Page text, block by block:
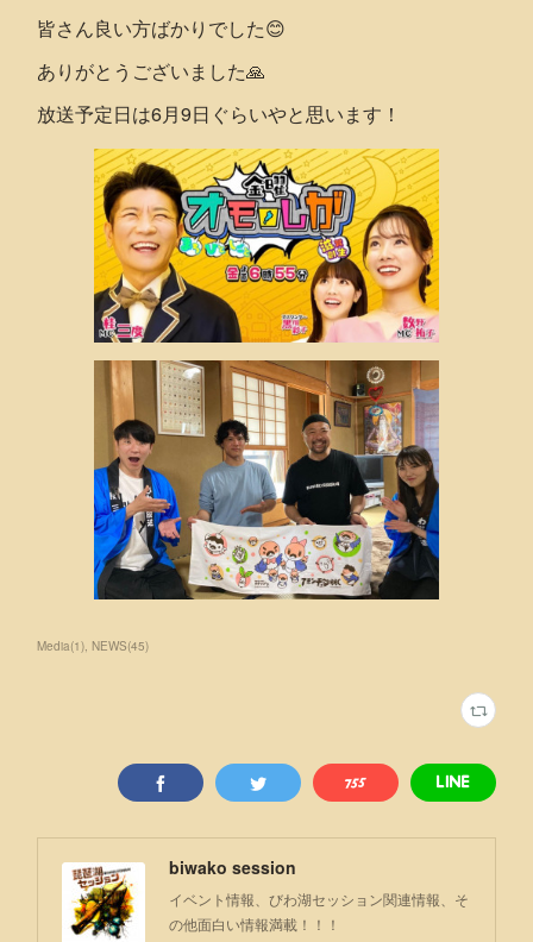
皆さん良い方ばかりでした😊
ありがとうございました🙏
放送予定日は6月9日ぐらいやと思います！
Media(1) NEWS(45)
biwako session
イベント情報、びわ湖セッション関連情報、そ
の他面白い情報満載！！！